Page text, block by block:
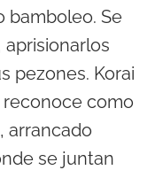
bamboleo. Se
pezones. Korai
como
arrancado
se juntan